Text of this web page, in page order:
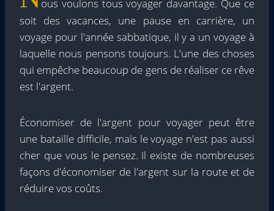
ous voulons tous voyager davantage. Que ce
soit des vacances, une pause en carrière, un
voyage pour l'année sabbatique, il y a un voyage à
laquelle nous pensons toujours. L'une des choses
qui empêche beaucoup de gens de réaliser ce rêve
est l'argent.
Économiser de l'argent pour voyager peut être
une bataille difficile, mais le voyage n'est pas aussi
cher que vous le pensez. Il existe de nombreuses
façons d'économiser de l'argent sur la route et de
réduire vos coûts.